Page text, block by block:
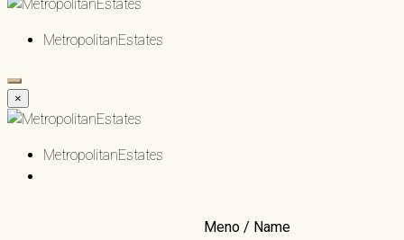
MetropolitanEstates
×
MetropolitanEstates
Meno / Name